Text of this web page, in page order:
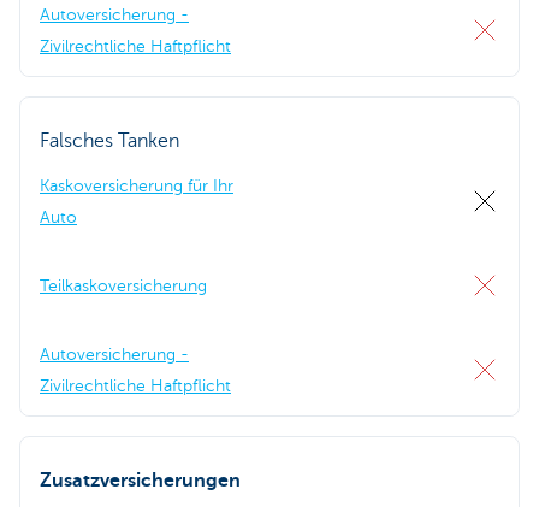
Autoversicherung -
Zivilrechtliche Haftpflicht
Falsches Tanken
Kaskoversicherung für Ihr
Auto
Teilkaskoversicherung
Autoversicherung -
Zivilrechtliche Haftpflicht
Zusatzversicherungen